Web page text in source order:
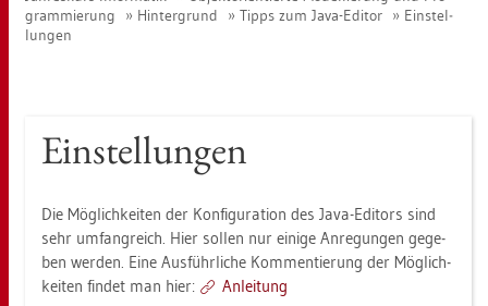
gram­mie­rung
Hin­ter­grund Tipps zum Java-Edi­tor
Ein­stel­
lun­gen
Ein­stel­lun­gen
Die Mög­lich­kei­ten der Kon­fi­gu­ra­ti­on des Java-Edi­tors sind
sehr um­fang­reich. Hier sol­len nur ei­ni­ge An­re­gun­gen ge­ge­
ben wer­den. Eine Aus­führ­li­che Kom­men­tie­rung der Mög­lich­
kei­ten fin­det man hier:
An­lei­tung